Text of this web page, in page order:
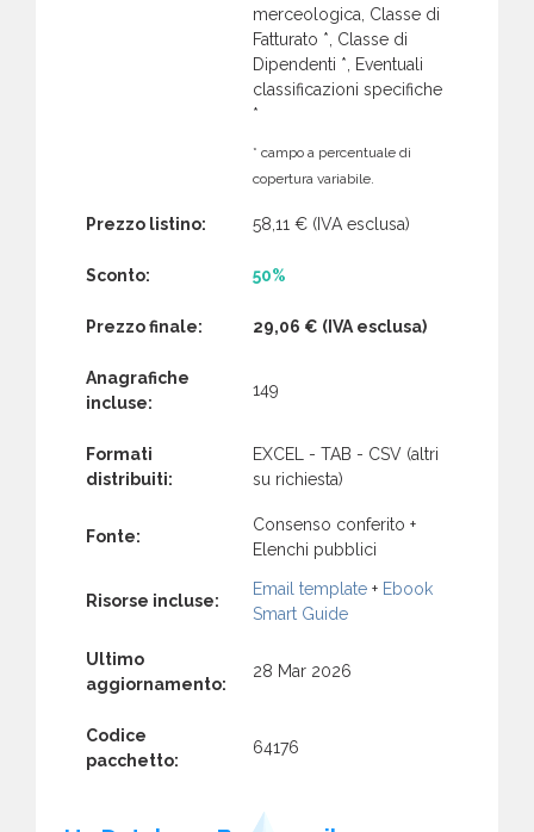
merceologica, Classe di
Fatturato *, Classe di
Dipendenti *, Eventuali
classificazioni specifiche
*
* campo a percentuale di
copertura variabile.
Prezzo listino: 58,11 € (IVA esclusa)
Sconto: 50%
Prezzo finale: 29,06 € (IVA esclusa)
Anagrafiche
incluse:
149
Formati
distribuiti:
EXCEL - TAB - CSV (altri
su richiesta)
Fonte:
Consenso conferito +
Elenchi pubblici
Risorse incluse:
Email template + Ebook
Smart Guide
Ultimo
aggiornamento:
28 Mar 2026
Codice
pacchetto:
64176